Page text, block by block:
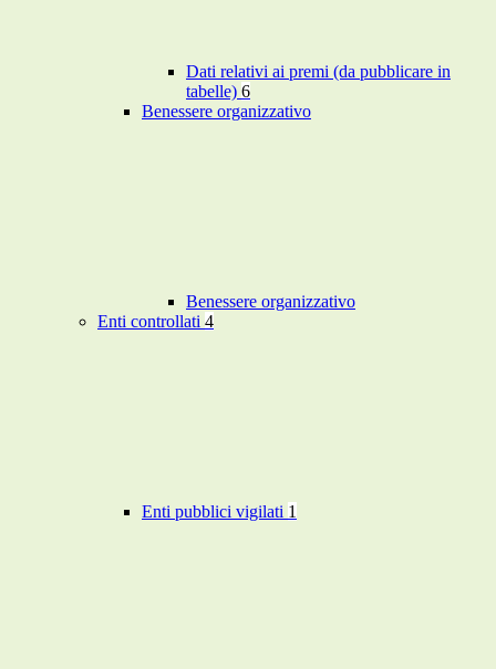
Dati relativi ai premi (da pubblicare in
tabelle) 6
Benessere organizzativo
Benessere organizzativo
Enti controllati 4
Enti pubblici vigilati 1